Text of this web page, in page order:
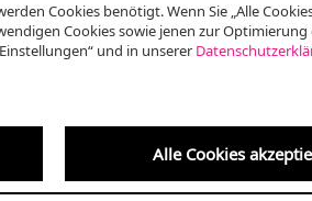
Cookies benötigt. Wenn Sie „Alle
Cookies sowie jenen zur Optimierung
und in unserer
Alle Cookies